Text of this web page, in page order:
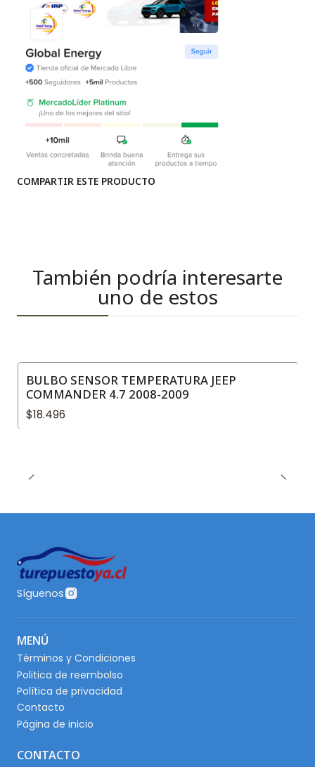
COMPARTIR ESTE PRODUCTO
También podría interesarte
uno de estos
BULBO SENSOR TEMPERATURA JEEP
COMMANDER 4.7 2008-2009
$18.496
Síguenos
MENÚ
Términos y Condiciones
Politica de reembolso
Política de privacidad
Contacto
Página de inicio
CONTACTO